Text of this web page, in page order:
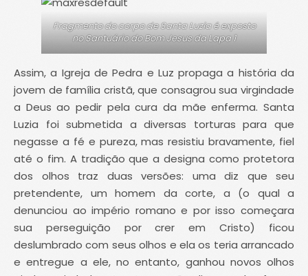
Fragmento do corpo de Santa Luzia é exposto
no Santuário do Bom Jesus da Lapa 1
Assim, a Igreja de Pedra e Luz propaga a história da
jovem de família cristã, que consagrou sua virgindade
a Deus ao pedir pela cura da mãe enferma. Santa
Luzia foi submetida a diversas torturas para que
negasse a fé e pureza, mas resistiu bravamente, fiel
até o fim. A tradição que a designa como protetora
dos olhos traz duas versões: uma diz que seu
pretendente, um homem da corte, a (o qual a
denunciou ao império romano e por isso começara
sua perseguição por crer em Cristo) ficou
deslumbrado com seus olhos e ela os teria arrancado
e entregue a ele, no entanto, ganhou novos olhos